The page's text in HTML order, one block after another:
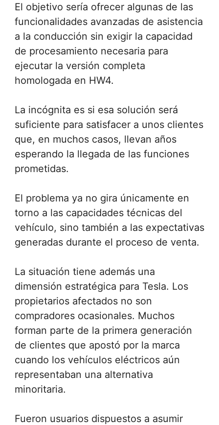
El objetivo sería ofrecer algunas de las
funcionalidades avanzadas de asistencia
a la conducción sin exigir la capacidad
de procesamiento necesaria para
ejecutar la versión completa
homologada en HW4.
La incógnita es si esa solución será
suficiente para satisfacer a unos clientes
que, en muchos casos, llevan años
esperando la llegada de las funciones
prometidas.
El problema ya no gira únicamente en
torno a las capacidades técnicas del
vehículo, sino también a las expectativas
generadas durante el proceso de venta.
La situación tiene además una
dimensión estratégica para Tesla. Los
propietarios afectados no son
compradores ocasionales. Muchos
forman parte de la primera generación
de clientes que apostó por la marca
cuando los vehículos eléctricos aún
representaban una alternativa
minoritaria.
Fueron usuarios dispuestos a asumir